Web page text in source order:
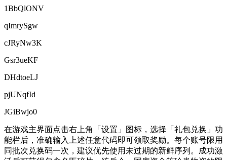
1BbQlONV
qImrySgw
cJRyNw3K
Gsr3ueKF
DHdtoeLJ
pjUNqfId
JGiBwjo0
在游戏主界面点击右上角「设置」图标，选择「礼包兑换」功
能栏后，准确输入上述任意代码即可领取奖励。每个账号限用
同批次兑换码一次，建议优先使用未过期的新鲜序列。成功激